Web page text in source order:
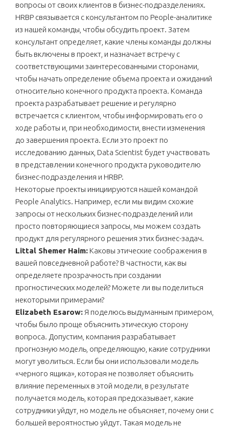
вопросы от своих клиентов в бизнес-подразделениях.
HRBP связывается с консультантом по People-аналитике
из нашей команды, чтобы обсудить проект. Затем
консультант определяет, какие члены команды должны
быть включены в проект, и назначает встречу с
соответствующими заинтересованными сторонами,
чтобы начать определение объема проекта и ожиданий
относительно конечного продукта проекта. Команда
проекта разрабатывает решение и регулярно
встречается с клиентом, чтобы информировать его о
ходе работы и, при необходимости, внести изменения
до завершения проекта. Если это проект по
исследованию данных, Data Scientist будет участвовать
в представлении конечного продукта руководителю
бизнес-подразделения и HRBP.
Некоторые проекты инициируются нашей командой
People Analytics. Например, если мы видим схожие
запросы от нескольких бизнес-подразделений или
просто повторяющиеся запросы, мы можем создать
продукт для регулярного решения этих бизнес-задач.
Littal Shemer Haim: Каковы этические соображения в
вашей повседневной работе? В частности, как вы
определяете прозрачность при создании
прогностических моделей? Можете ли вы поделиться
некоторыми примерами?
Elizabeth Esarow: Я поделюсь выдуманным примером,
чтобы было проще объяснить этическую сторону
вопроса. Допустим, компания разрабатывает
прогнозную модель, определяющую, какие сотрудники
могут уволиться. Если бы они использовали модель
«черного ящика», которая не позволяет объяснить
влияние переменных в этой модели, в результате
получается модель, которая предсказывает, какие
сотрудники уйдут, но модель не объясняет, почему они с
большей вероятностью уйдут. Такая модель не